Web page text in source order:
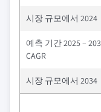
시장 규모에서 2024
예측 기간 2025 –
CAGR
시장 규모에서 2034